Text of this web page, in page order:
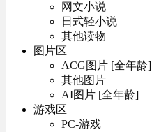
网文小说
日式轻小说
其他读物
图片区
ACG图片 [全年龄]
其他图片
AI图片 [全年龄]
游戏区
PC-游戏